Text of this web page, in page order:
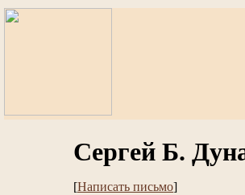
Сергей Б.
[Написать письмо]